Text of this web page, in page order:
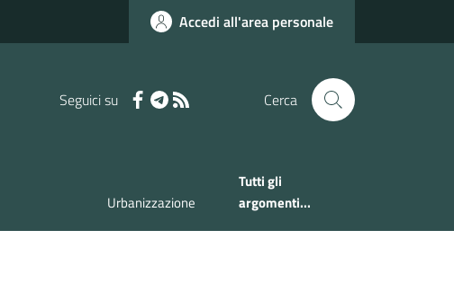
Accedi all'area personale
Seguici su Cerca
Urbanizzazione
Tutti gli
argomenti...